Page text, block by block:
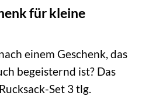
für kleine
einem Geschenk, das
begeisternd ist? Das
Set 3 tlg.